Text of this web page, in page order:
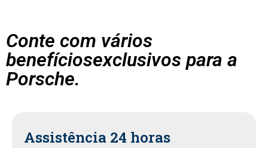
Conte com vários
benefíciosexclusivos para a
Porsche.
Assistência 24 horas